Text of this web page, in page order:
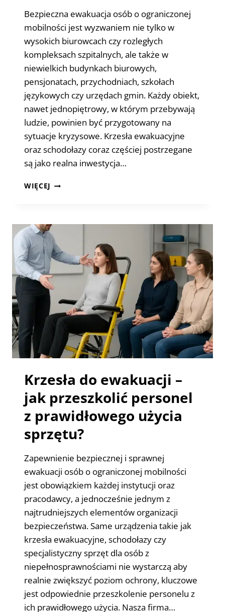
Bezpieczna ewakuacja osób o ograniczonej
mobilności jest wyzwaniem nie tylko w
wysokich biurowcach czy rozległych
kompleksach szpitalnych, ale także w
niewielkich budynkach biurowych,
pensjonatach, przychodniach, szkołach
językowych czy urzędach gmin. Każdy obiekt,
nawet jednopiętrowy, w którym przebywają
ludzie, powinien być przygotowany na
sytuacje kryzysowe. Krzesła ewakuacyjne
oraz schodołazy coraz częściej postrzegane
są jako realna inwestycja…
WIĘCEJ KRZESŁA
OBIEKTACH
–
CZY
WARTO
JE
MIEĆ
MIMO
NIEWIELKIEJ
LICZBY
PIĘTER?
Krzesła do ewakuacji –
jak przeszkolić personel
z prawidłowego użycia
sprzętu?
Zapewnienie bezpiecznej i sprawnej
ewakuacji osób o ograniczonej mobilności
jest obowiązkiem każdej instytucji oraz
pracodawcy, a jednocześnie jednym z
najtrudniejszych elementów organizacji
bezpieczeństwa. Same urządzenia takie jak
krzesła ewakuacyjne, schodołazy czy
specjalistyczny sprzęt dla osób z
niepełnosprawnościami nie wystarczą aby
realnie zwiększyć poziom ochrony, kluczowe
jest odpowiednie przeszkolenie personelu z
ich prawidłowego użycia. Nasza firma…